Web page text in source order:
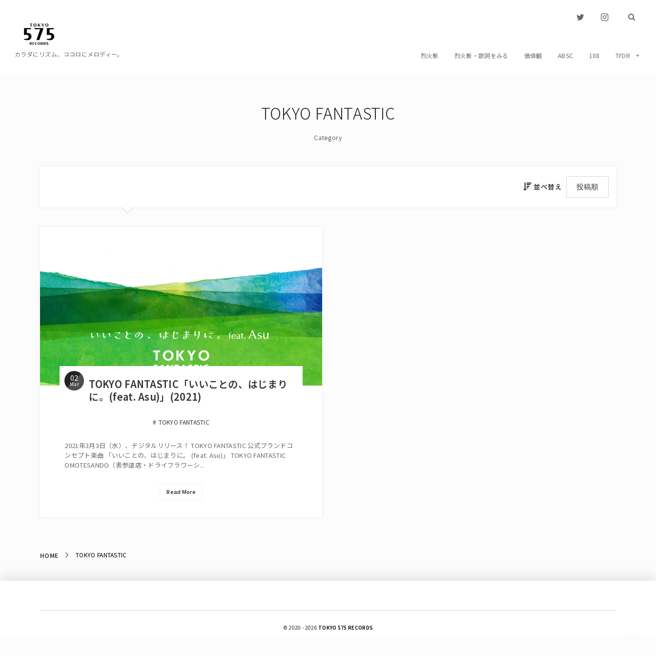
カラダにリズム、ココロにメロディー。 烈火斬 烈火斬・歌詞をみる 価値観 ABSC 108 TFDR
TOKYO FANTASTIC
Category
並べ替え
02
Mar
TOKYO FANTASTIC「いいことの、はじまり
に。(feat. Asu)」(2021)
TOKYO FANTASTIC
2021年3月3日（水）、デジタルリリース！ TOKYO FANTASTIC 公式ブランドコ
ンセプト楽曲 「いいことの、はじまりに。 (feat. Asu)」 TOKYO FANTASTIC
OMOTESANDO（表参道店・ドライフラワーシ...
Read More
HOME TOKYO FANTASTIC
© 2020 - 2026 TOKYO 575 RECORDS